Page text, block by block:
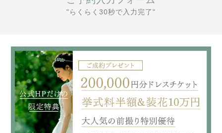
"らくらく30秒で入力完了"